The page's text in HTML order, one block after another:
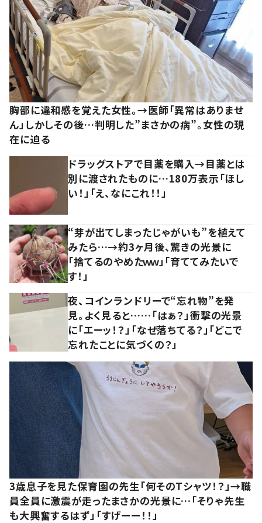
胸部に違和感を覚えた女性。→医師「異常はありませ
ん」しかしその後…判明した”まさかの病”。女性の現
在に迫る
ドラッグストアで目薬を購入→目薬とは
別に渡されたものに…180万表示「ほし
い！」「え、なにこれ！！」
“芽が出てしまったじゃがいも”を植えて
みたら…→約3ヶ月後、驚きの光景に
「捨てるのやめたｗｗ」「育ててみたいで
す！」
夜、コインランドリーで“忘れ物”を発
見。よく見ると……「はぁ？」衝撃の光景
に「エーッ！？」「なぜ落ちてる？」「どこで
忘れたことに気づくの？」
3歳息子を見た保育園の先生「何そのTシャツ！？」→職
員全員に激震が走ったまさかの光景に…「そりゃ先生
も大興奮するはず」「すげーー！！」